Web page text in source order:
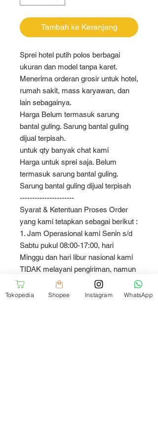
Tambah ke Keranjang
Sprei hotel putih polos berbagai
ukuran dan model tanpa karet.
Menerima orderan grosir untuk hotel,
rumah sakit, mass karyawan, dan
lain sebagainya.
Harga Belum termasuk sarung
bantal guling. Sarung bantal guling
dijual terpisah.
untuk qty banyak chat kami
Harga untuk sprei saja. Belum
termasuk sarung bantal guling.
Sarung bantal guling dijual terpisah
----------------------
Syarat & Ketentuan Proses Order
yang kami tetapkan sebagai berikut :
1. Jam Operasional kami Senin s/d
Sabtu pukul 08:00-17:00, hari
Minggu dan hari libur nasional kami
TIDAK melayani pengiriman, namun
tetap menerima order
2. Batas waktu jika ingin di proses
Tokopedia Shopee Instagram WhatsApp